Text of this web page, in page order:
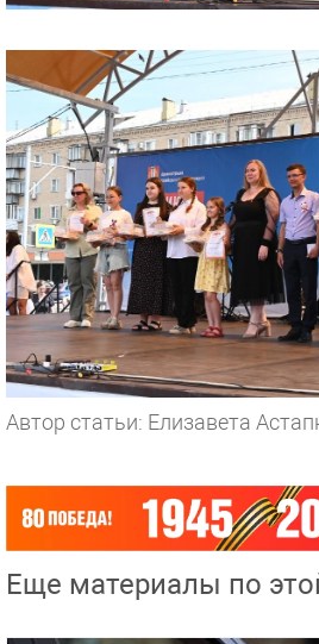
Автор статьи: Елизавета
Еще материалы по